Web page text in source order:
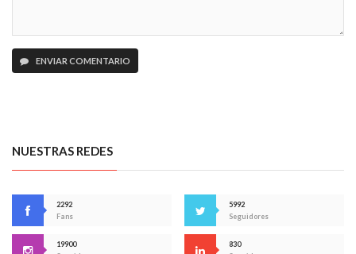
ENVIAR COMENTARIO
NUESTRAS REDES
2292
Fans
5992
Seguidores
19900
830